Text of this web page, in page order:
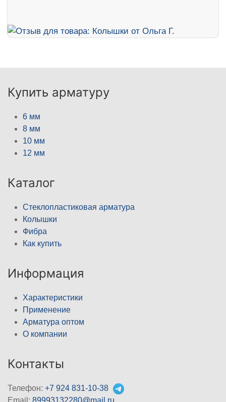
Купить арматуру
6 мм
8 мм
10 мм
12 мм
Каталог
Стеклопластиковая арматура
Колышки
Фибра
Как купить
Информация
Характеристики
Применение
Арматура оптом
О компании
Контакты
Телефон: +7 924 831-10-38
Email: 89993132280@mail.ru